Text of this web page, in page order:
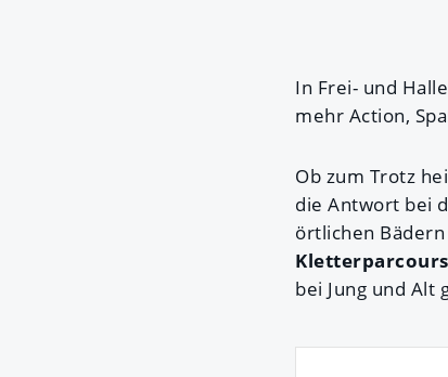
In Frei- und
mehr Action,
Ob zum Trotz
die Antwort bei
örtlichen
Kletterparcours
bei Jung und Alt